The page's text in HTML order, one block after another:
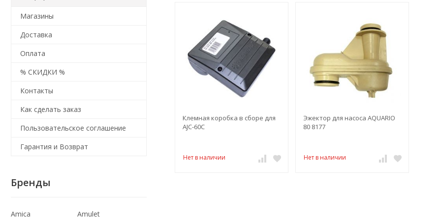
Клемная коробка в сборе для
AJC-60C
Нет в наличии
Эжектор для насоса AQUARIO
80 8177
Нет в наличии
Магазины
Доставка
Оплата
% СКИДКИ %
Контакты
Как сделать заказ
Пользовательское соглашение
Гарантия и Возврат
Бренды
Amica Amulet